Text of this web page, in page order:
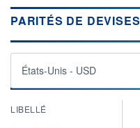
PARITÉS DE DEVISES
États-Unis - USD
LIBELLÉ